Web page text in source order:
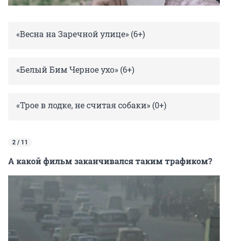
«Весна на Заречной улице» (6+)
«Белый Бим Черное ухо» (6+)
«Трое в лодке, не считая собаки» (0+)
2 / 11
А какой фильм заканчивался таким трафиком?